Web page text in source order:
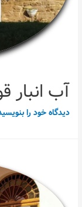
آب انبار
دیدگاه‌ خود را